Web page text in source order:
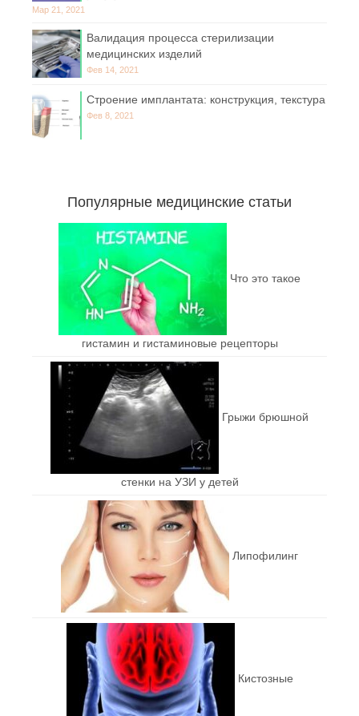
Мар 21, 2021
Валидация процесса стерилизации
медицинских изделий
Фев 14, 2021
Строение имплантата: конструкция, текстура
Фев 8, 2021
Популярные медицинские статьи
Что это такое
гистамин и гистаминовые рецепторы
Грыжи брюшной
стенки на УЗИ у детей
Липофилинг
Кистозные